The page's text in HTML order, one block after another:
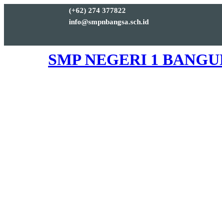
(+62) 274 377822
info@smpnbangsa.sch.id
SMP NEGERI 1